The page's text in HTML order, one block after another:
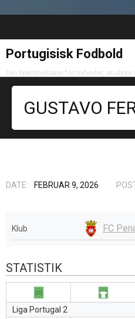
Portugisisk Fodbold
Din hjemmebane for nyheder,
GUSTAVO
DATE: FEBRUAR 9, 2026
Klub FC
STATISTIK
Liga Portugal 2